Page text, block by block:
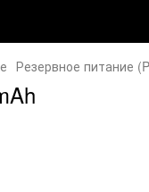
Резервное питание